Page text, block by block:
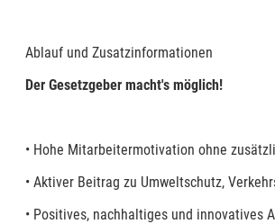
Ablauf und Zusatzinformationen
Der Gesetzgeber macht's möglich!
• Hohe Mitarbeitermotivation ohne
• Aktiver Beitrag zu Umweltschutz,
• Positives, nachhaltiges und innovatives